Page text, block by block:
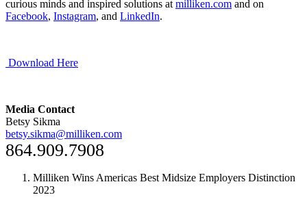
curious minds and inspired solutions atmilliken.com and on
Facebook, Instagram, and LinkedIn.
Download Here
Media Contact
Betsy Sikma
betsy.sikma@milliken.com
864.909.7908
Milliken Wins Americas Best Midsize Employers Distinction
2023